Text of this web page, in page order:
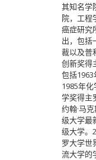
其知名学
院，工程
癌症研究
出，包括
裁以及普
创新奖得
包括1963
1985年
学奖得主
约翰·马
级大学最
级大学。
罗大学世
流大学的